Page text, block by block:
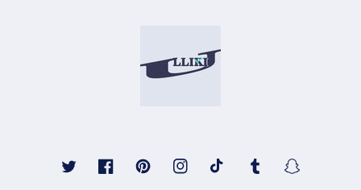
ТвиттерFacebookPinterestInstagramTikTok TumblrSnapchat